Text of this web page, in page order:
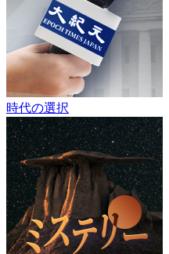
時代の選択